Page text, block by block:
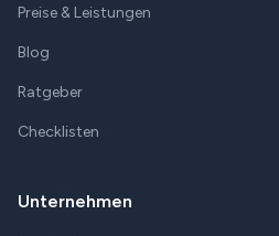
Preise & Leistungen
Blog
Ratgeber
Checklisten
Unternehmen